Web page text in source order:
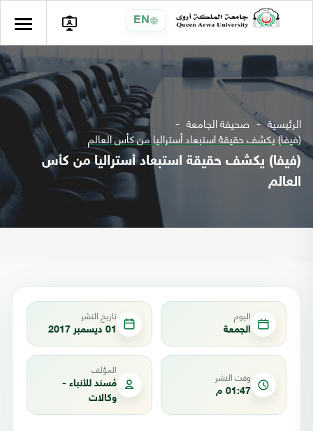
EN
الرئيسية صحيفة الجامعة
(فيفا) يكشف حقيقة استبعاد أستراليا من كأس العالم
(فيفا) يكشف حقيقة استبعاد أستراليا من كأس
العالم
اليوم
الجمعة
تاريخ النشر
01 ديسمبر 2017
وقت النشر
01:47 م
المؤلف
مُسند للأنباء -
وكالات